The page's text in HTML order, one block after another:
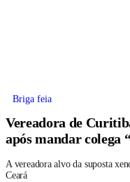
Briga feia
Vereadora de
após mandar colega
A vereadora alvo da suposta
Ceará